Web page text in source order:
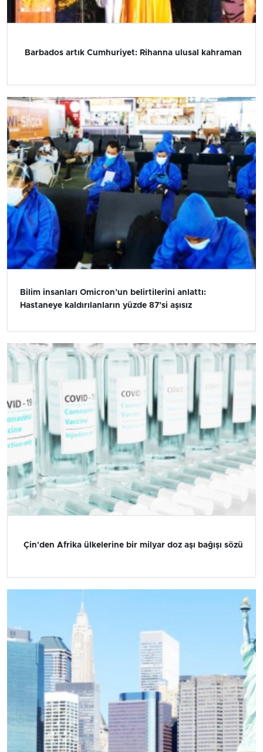
Barbados artık Cumhuriyet: Rihanna ulusal kahraman
Bilim insanları Omicron’un belirtilerini anlattı:
Hastaneye kaldırılanların yüzde 87’si aşısız
Çin'den Afrika ülkelerine bir milyar doz aşı bağışı sözü